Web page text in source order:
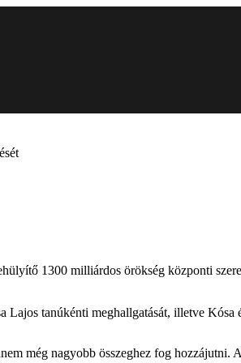
1300 milliárdos örökség központi
tanúkénti meghallgatását, illetve Kósa
még nagyobb összeghez fog hozzájutni.